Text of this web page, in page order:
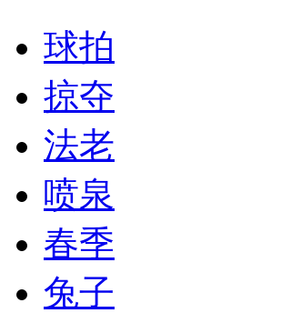
球拍
掠夺
法老
喷泉
春季
兔子